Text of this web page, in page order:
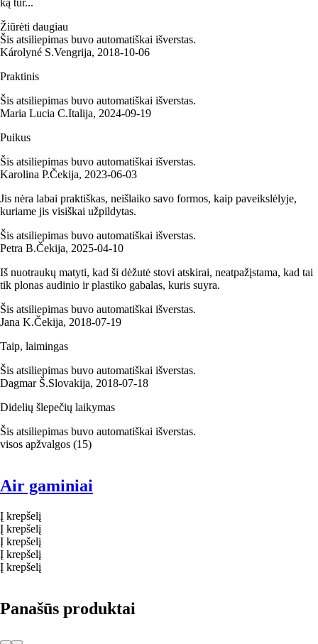
ką tur...
Žiūrėti daugiau
Šis atsiliepimas buvo automatiškai išverstas.
Károlyné S.Vengrija, 2018‑10‑06
Praktinis
Šis atsiliepimas buvo automatiškai išverstas.
Maria Lucia C.Italija, 2024‑09‑19
Puikus
Šis atsiliepimas buvo automatiškai išverstas.
Karolina P.Čekija, 2023‑06‑03
Jis nėra labai praktiškas, neišlaiko savo formos, kaip paveikslėlyje,
kuriame jis visiškai užpildytas.
Šis atsiliepimas buvo automatiškai išverstas.
Petra B.Čekija, 2025‑04‑10
Iš nuotraukų matyti, kad ši dėžutė stovi atskirai, neatpažįstama, kad tai
tik plonas audinio ir plastiko gabalas, kuris suyra.
Šis atsiliepimas buvo automatiškai išverstas.
Jana K.Čekija, 2018‑07‑19
Taip, laimingas
Šis atsiliepimas buvo automatiškai išverstas.
Dagmar Š.Slovakija, 2018‑07‑18
Didelių šlepečių laikymas
Šis atsiliepimas buvo automatiškai išverstas.
visos apžvalgos (15)
Air gaminiai
Į krepšelį
Į krepšelį
Į krepšelį
Į krepšelį
Į krepšelį
Panašūs produktai